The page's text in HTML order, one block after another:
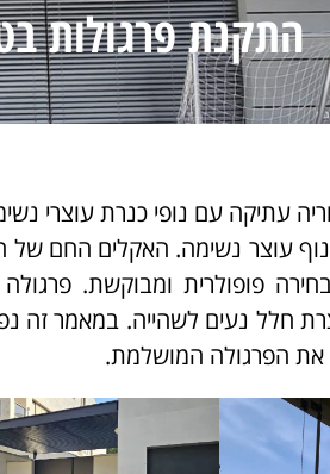
התקנת פרגולות
עתיקה עם נופי כנרת עוצרי
עוצר נשימה. האקלים החם
פופולרית ומבוקשת.
חלל נעים לשהייה. במאמר זה
את הפרגולה המושלמת.